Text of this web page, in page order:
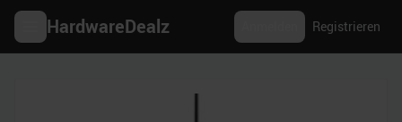
HardwareDealz Registrieren